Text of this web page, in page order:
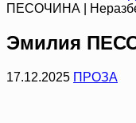
ПЕСОЧИНА |
Эмилия
17.12.2025 ПРОЗА